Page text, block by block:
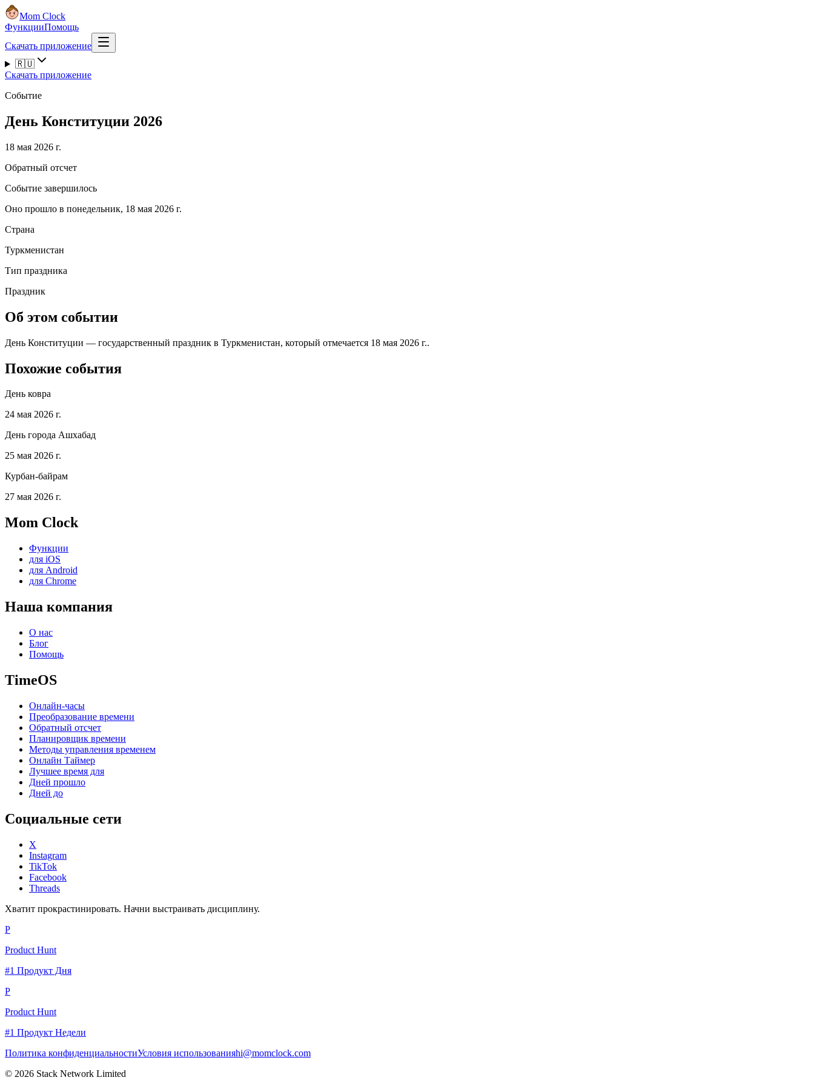
Mom Clock
ФункцииПомощь
Скачать приложение
🇷🇺
Скачать приложение
Событие
День Конституции 2026
18 мая 2026 г.
Обратный отсчет
Событие завершилось
Оно прошло в понедельник, 18 мая 2026 г.
Страна
Туркменистан
Тип праздника
Праздник
Об этом событии
День Конституции — государственный праздник в Туркменистан, который отмечается 18 мая 2026 г..
Похожие события
День ковра
24 мая 2026 г.
День города Ашхабад
25 мая 2026 г.
Курбан-байрам
27 мая 2026 г.
Mom Clock
Функции
для iOS
для Android
для Chrome
Наша компания
О нас
Блог
Помощь
TimeOS
Онлайн-часы
Преобразование времени
Обратный отсчет
Планировщик времени
Методы управления временем
Онлайн Таймер
Лучшее время для
Дней прошло
Дней до
Социальные сети
X
Instagram
TikTok
Facebook
Threads
Хватит прокрастинировать. Начни выстраивать дисциплину.
P
Product Hunt
#1 Продукт Дня
P
Product Hunt
#1 Продукт Недели
Политика конфиденциальностиУсловия использованияhi@momclock.com
© 2026 Stack Network Limited